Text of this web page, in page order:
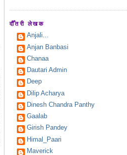
दौँतरी लेखक
Anjali...
Anjan Banbasi
Chanaa
Dautari Admin
Deep
Dilip Acharya
Dinesh Chandra Panthy
Gaalab
Girish Pandey
Himal_Paari
Maverick